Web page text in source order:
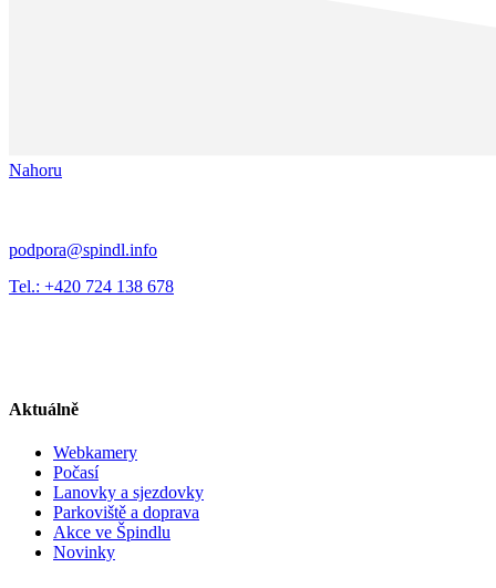
Nahoru
podpora@spindl.info
Tel.: +420 724 138 678
Aktuálně
Webkamery
Počasí
Lanovky a sjezdovky
Parkoviště a doprava
Akce ve Špindlu
Novinky